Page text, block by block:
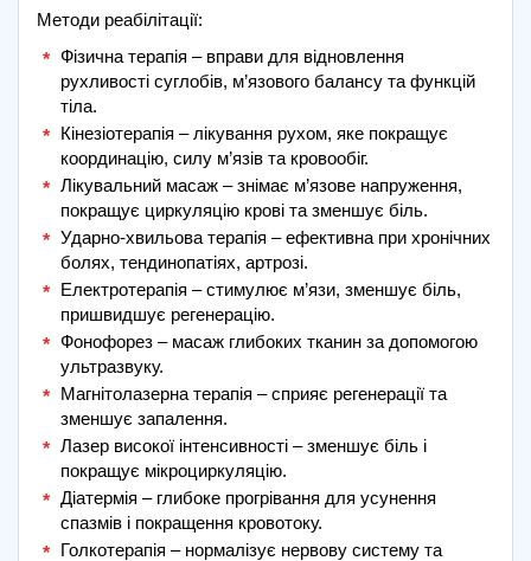
Методи реабілітації:
Фізична терапія – вправи для відновлення
рухливості суглобів, м’язового балансу та функцій
тіла.
Кінезіотерапія – лікування рухом, яке покращує
координацію, силу м’язів та кровообіг.
Лікувальний масаж – знімає м’язове напруження,
покращує циркуляцію крові та зменшує біль.
Ударно-хвильова терапія – ефективна при хронічних
болях, тендинопатіях, артрозі.
Електротерапія – стимулює м’язи, зменшує біль,
пришвидшує регенерацію.
Фонофорез – масаж глибоких тканин за допомогою
ультразвуку.
Магнітолазерна терапія – сприяє регенерації та
зменшує запалення.
Лазер високої інтенсивності – зменшує біль і
покращує мікроциркуляцію.
Діатермія – глибоке прогрівання для усунення
спазмів і покращення кровотоку.
Голкотерапія – нормалізує нервову систему та